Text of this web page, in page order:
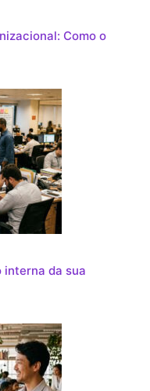
Como o
interna da sua